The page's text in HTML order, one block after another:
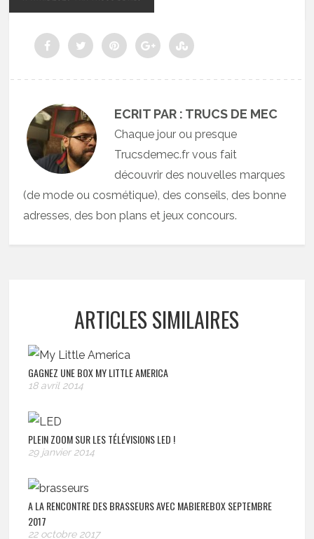
ECRIT PAR : TRUCS DE MEC
Chaque jour ou presque
Trucsdemec.fr vous fait
découvrir des nouvelles marques
(de mode ou cosmétique), des conseils, des bonne
adresses, des bon plans et jeux concours.
ARTICLES SIMILAIRES
GAGNEZ UNE BOX MY LITTLE AMERICA
18 avril 2014
PLEIN ZOOM SUR LES TÉLÉVISIONS LED !
29 janvier 2014
A LA RENCONTRE DES BRASSEURS AVEC MABIEREBOX SEPTEMBRE
2017
22 octobre 2017